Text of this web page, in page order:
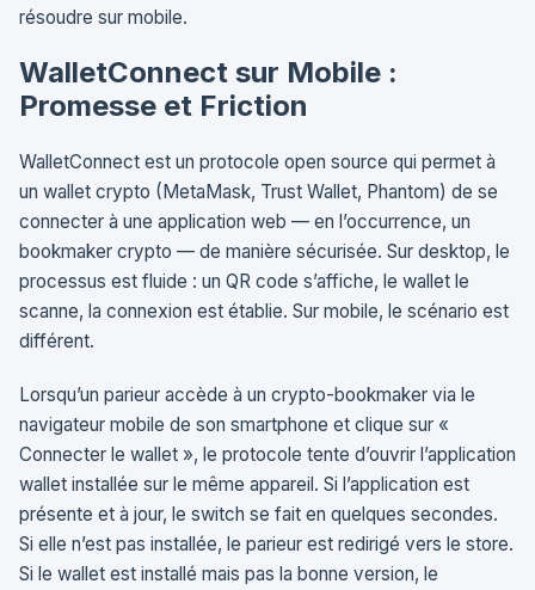
résoudre sur mobile.
WalletConnect sur Mobile :
Promesse et Friction
WalletConnect est un protocole open source qui permet à
un wallet crypto (MetaMask, Trust Wallet, Phantom) de se
connecter à une application web — en l’occurrence, un
bookmaker crypto — de manière sécurisée. Sur desktop, le
processus est fluide : un QR code s’affiche, le wallet le
scanne, la connexion est établie. Sur mobile, le scénario est
différent.
Lorsqu’un parieur accède à un crypto-bookmaker via le
navigateur mobile de son smartphone et clique sur «
Connecter le wallet », le protocole tente d’ouvrir l’application
wallet installée sur le même appareil. Si l’application est
présente et à jour, le switch se fait en quelques secondes.
Si elle n’est pas installée, le parieur est redirigé vers le store.
Si le wallet est installé mais pas la bonne version, le